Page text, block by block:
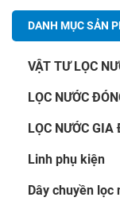
DANH MỤC SẢN
VẬT TƯ LỌC
LỌC NƯỚC
LỌC NƯỚC GIA
Linh phụ kiện
Dây chuyền